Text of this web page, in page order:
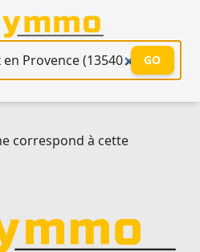
GO
correspond à cette